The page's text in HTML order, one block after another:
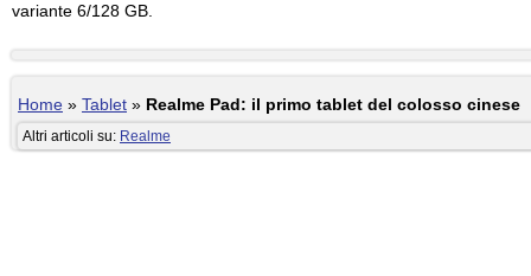
variante 6/128 GB.
Home » Tablet » Realme Pad: il primo tablet del colosso cinese
Altri articoli su: Realme